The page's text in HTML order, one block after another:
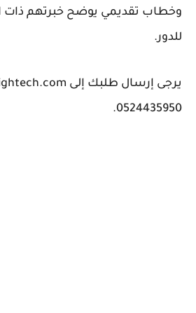
وخطاب تقديمي يوضح خبرتهم ذات
للدور.
0524435950.